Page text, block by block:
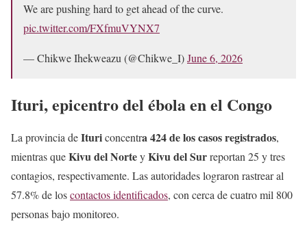
We are pushing hard to get ahead of the curve.
pic.twitter.com/FXfmuVYNX7
— Chikwe Ihekweazu (@Chikwe_I)June 6, 2026
Ituri, epicentrodel ébola en el Congo
La provincia deIturiconcentra 424 de los casos registrados,
mientras queKivudel NorteyKivu del Surreportan 25 y tres
contagios, respectivamente. Las autoridades lograron rastrear al
57.8% de loscontactos identificados, con cerca de cuatro mil 800
personas bajo monitoreo.